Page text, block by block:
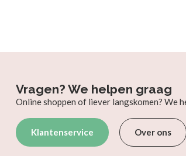
Vragen? We helpen graag
Online shoppen of liever langskomen? We
Klantenservice Over ons